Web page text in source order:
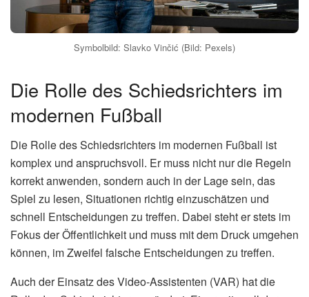
Die Ansetzung vonSlavko Vinčićfür das Viertelfinal-
Rückspiel ist aus Sicht der Bayern-Fans sicherlich keine
positive Nachricht. Die Vergangenheit hat gezeigt, dass
deutschen Rekordmeister ist. Dennoch sollten die Bayern-
Spieler und Verantwortlichen sich nicht von diesem
Aberglauben beeinflussen lassen.
Es liegt an ihnen, auf dem Platz eine überzeugende
Leistung zu zeigen und den Einzug ins Halbfinale aus
eigener Kraft zu schaffen.Im Fußball ist bekanntlich alles
möglich.(Lesen Sie auch:Jan-Lennard Struff sagt Start bei
ATP München)